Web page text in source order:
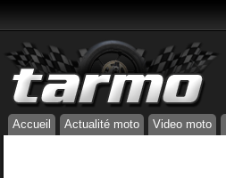
Accueil Actualité moto Video moto